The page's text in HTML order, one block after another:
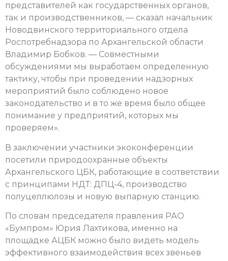
представителей как государственных органов,
так и производственников, — сказал начальник
Новодвинского территориального отдела
Роспотребнадзора по Архангельской области
Владимир Бобков. — Совместными
обсуждениями мы выработаем определенную
тактику, чтобы при проведении надзорных
мероприятий было соблюдено новое
законодательство и в то же время было общее
понимание у предприятий, которых мы
проверяем».
В заключении участники экоконференции
посетили природоохранные объекты
Архангельского ЦБК, работающие в соответствии
с принципами НДТ: ДПЦ-4, производство
полуцеллюлозы и новую выпарную станцию.
По словам председателя правления РАО
«Бумпром» Юрия Лахтикова, именно на
площадке АЦБК можно было видеть модель
эффективного взаимодействия всех звеньев